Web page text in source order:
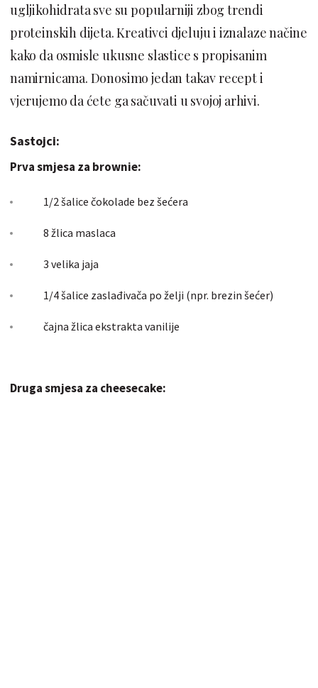
ugljikohidrata sve su popularniji zbog trendi
proteinskih dijeta. Kreativci djeluju i iznalaze načine
kako da osmisle ukusne slastice s propisanim
namirnicama. Donosimo jedan takav recept i
vjerujemo da ćete ga sačuvati u svojoj arhivi.
Sastojci:
Prva smjesa za brownie:
1/2 šalice čokolade bez šećera
8 žlica maslaca
3 velika jaja
1/4 šalice zaslađivača po želji (npr. brezin šećer)
čajna žlica ekstrakta vanilije
Druga smjesa za cheesecake: